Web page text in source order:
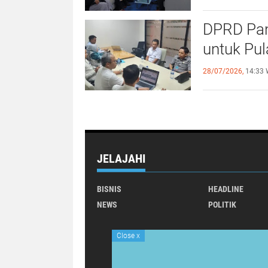
DPRD
untuk
28/07/2026, 14:33
JELAJAHI
BISNIS HEADLINE
NEWS
POLITIK
Close x